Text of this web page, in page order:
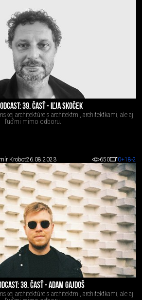
39. ČASŤ - IĽJA SKOČEK
architektúre s architektmi, architektkami, ale aj
ľuďmi mimo odboru.
Krobot26.08.2023 650 0+18-2
38. ČASŤ - ADAM GAJDOŠ
architektúre s architektmi, architektkami, ale aj